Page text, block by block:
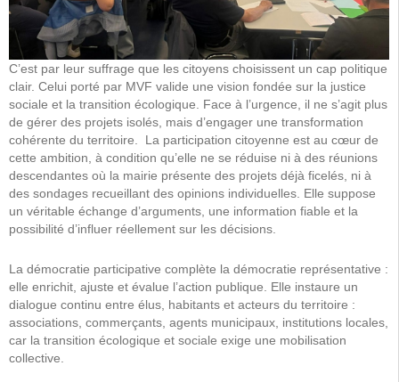
C’est par leur suffrage que les citoyens choisissent un cap politique
clair. Celui porté par MVF valide une vision fondée sur la justice
sociale et la transition écologique. Face à l’urgence, il ne s’agit plus
de gérer des projets isolés, mais d’engager une transformation
cohérente du territoire. La participation citoyenne est au cœur de
cette ambition, à condition qu’elle ne se réduise ni à des réunions
descendantes où la mairie présente des projets déjà ficelés, ni à
des sondages recueillant des opinions individuelles. Elle suppose
un véritable échange d’arguments, une information fiable et la
possibilité d’influer réellement sur les décisions.
La démocratie participative complète la démocratie représentative :
elle enrichit, ajuste et évalue l’action publique. Elle instaure un
dialogue continu entre élus, habitants et acteurs du territoire :
associations, commerçants, agents municipaux, institutions locales,
car la transition écologique et sociale exige une mobilisation
collective.